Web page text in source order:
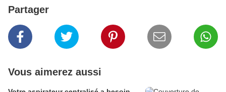
Partager
Vous aimerez aussi